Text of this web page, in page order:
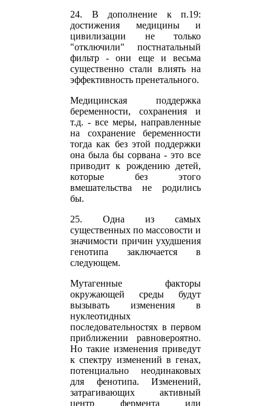
24. В дополнение к п.19:
достижения медицины и
цивилизации не только
"отключили" постнатальный
фильтр - они еще и весьма
существенно стали влиять на
эффективность пренетального.
Медицинская поддержка
беременности, сохранения и
т.д. - все меры, направленные
на сохранение беременности
тогда как без этой поддержки
она была бы сорвана - это все
приводит к рождению детей,
которые без этого
вмешательства не родились
бы.
25. Одна из самых
существенных по массовости и
значимости причин ухудшения
генотипа заключается в
следующем.
Мутагенные факторы
окружающей среды будут
вызывать изменения в
нуклеотидных
последовательностях в первом
приближении равновероятно.
Но такие изменения приведут
к спектру изменений в генах,
потенциально неодинаковых
для фенотипа. Изменений,
затрагивающих активный
центр фермента или